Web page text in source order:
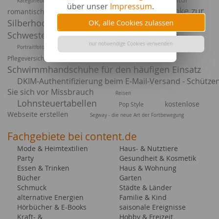
über unser Impressum.
OK, alle Cookies zulassen
nur notwendige Cookies verwenden
romantisches Liebespaar
Witzige Geschenke zur
Silberhochzeit
Hochzeitsgeschenke für
Schwester
Geschenkideen online finden
Portraitfotografie - die Königsdisziplin der Fotografie
Träger der
Pflegeversicherung
Schwimmhandschuhe für den häufigen Einsatz
DKIM-Authentifizierung beim E-Mail-Versand -
Sie sich vor Missbrauch
Reisen
Lohnsteuertabellen Pop Style
kostenlose
Webseite erstellen
Segway - die neue Art der Fortbewegung
Fachgebiete bei content.de
Mode & Heimtextilien
Party
Essen & Trinken
Bücher
Schmuck
alternative Energien
Hörbücher & E-Books
Kraft- &
Haus- & Nutztiere
Gesundheit & Kosmetik
Haus & Wohnung
Garten
Städte & Länder
Familie & Kind
saisonale Ereignisse
Hobby & Freizeit